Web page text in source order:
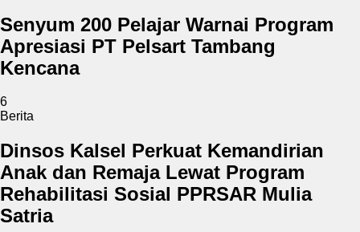
Senyum 200 Pelajar Warnai Program
Apresiasi PT Pelsart Tambang
Kencana
6
Berita
Dinsos Kalsel Perkuat Kemandirian
Anak dan Remaja Lewat Program
Rehabilitasi Sosial PPRSAR Mulia
Satria